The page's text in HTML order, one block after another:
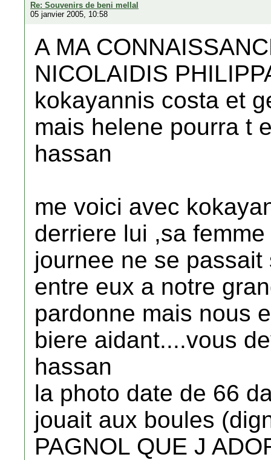
Re: Souvenirs de beni mellal
05 janvier 2005, 10:58
A MA
NICOLAIDIS
kokayannis costa et
mais helene pourra t
hassan
me voici avec
derriere lui ,sa
journee ne se
entre eux a notre
pardonne mais nous
biere aidant....vous
hassan
la photo date de 66
jouait aux boules
PAGNOL QUE J